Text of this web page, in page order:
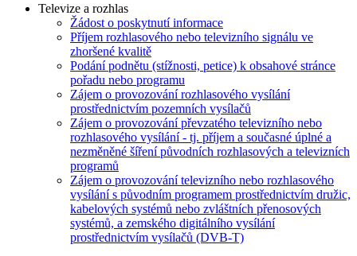
Televize a rozhlas
Žádost o poskytnutí informace
Příjem rozhlasového nebo televizního signálu ve
zhoršené kvalitě
Podání podnětu (stížnosti, petice) k obsahové stránce
pořadu nebo programu
Zájem o provozování rozhlasového vysílání
prostřednictvím pozemních vysílačů
Zájem o provozování převzatého televizního nebo
rozhlasového vysílání - tj. příjem a současné úplné a
nezměněné šíření původních rozhlasových a televizních
programů
Zájem o provozování televizního nebo rozhlasového
vysílání s původním programem prostřednictvím družic,
kabelových systémů nebo zvláštních přenosových
systémů, a zemského digitálního vysílání
prostřednictvím vysílačů (DVB-T)